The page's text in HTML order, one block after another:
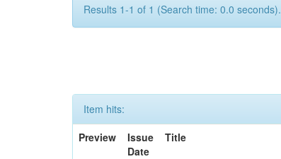
Results 1-1 of 1 (Search time: 0.0 seconds).
Item hits:
Preview
Issue
Date
Title